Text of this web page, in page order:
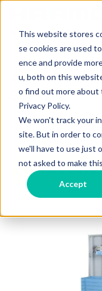
This website stores
se cookies are used
ence and provide
u, both on this
o find out more about
Privacy Policy.
We won't track your
site. But in order to
we'll have to use just
not asked to make
Accept
株式会社ハーモ | 製品サイト
成形品自動ストックシ
STP-V02
横軸・縦軸イン
お問い合わせ